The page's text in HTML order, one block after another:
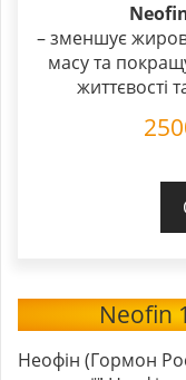
out of 5
– зменшує
масу та
життєвості
Neofin
Неофін (Гормон